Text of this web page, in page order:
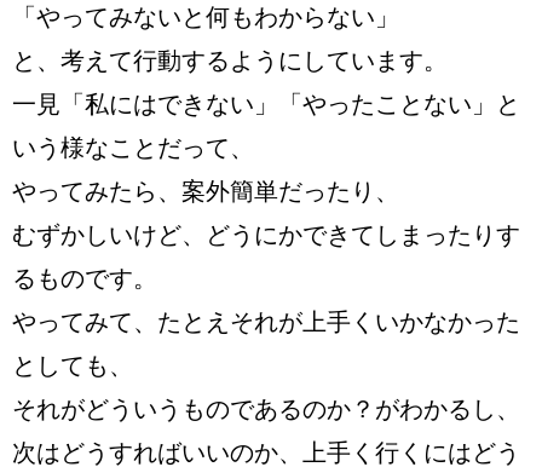
「やってみないと何もわからない」
と、考えて行動するようにしています。
一見「私にはできない」「やったことない」と
いう様なことだって、
やってみたら、案外簡単だったり、
むずかしいけど、どうにかできてしまったりす
るものです。
やってみて、たとえそれが上手くいかなかった
としても、
それがどういうものであるのか？がわかるし、
次はどうすればいいのか、上手く行くにはどう